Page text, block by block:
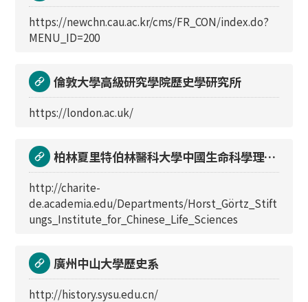
https://newchn.cau.ac.kr/cms/FR_CON/index.do?
MENU_ID=200
倫敦大學高級研究學院歷史學研究所
https://london.ac.uk/
柏林夏里特伯林醫科大學中國生命科學理論
歷史與倫理研究所 Horst-Goertz-
Institut
http://charite-
de.academia.edu/Departments/Horst_Görtz_Stift
ungs_Institute_for_Chinese_Life_Sciences
廣州中山大學歷史系
http://history.sysu.edu.cn/